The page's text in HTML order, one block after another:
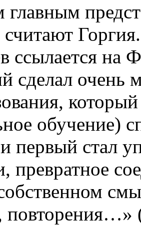
Горгия.
на
сделал очень
обучение)
первый стал
превратное
повторения…»